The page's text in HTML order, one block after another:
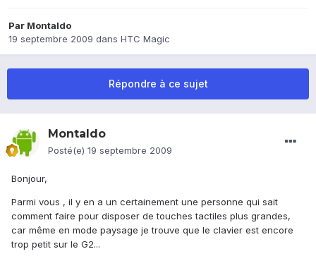
Par Montaldo
19 septembre 2009 dans HTC Magic
Répondre à ce sujet
Montaldo
Posté(e) 19 septembre 2009
Bonjour,
Parmi vous , il y en a un certainement une personne qui sait
comment faire pour disposer de touches tactiles plus grandes,
car même en mode paysage je trouve que le clavier est encore
trop petit sur le G2...